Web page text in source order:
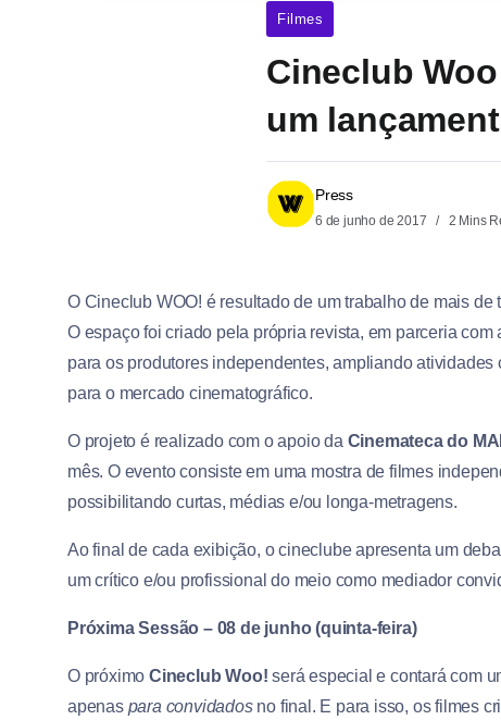
Filmes
Cineclub
um
Press
6 de junho de 2017 2 Mins
O Cineclub WOO! é resultado de um trabalho de mais de
O espaço foi criado pela própria revista, em parceria com
para os produtores independentes, ampliando
para o mercado cinematográfico.
O projeto é realizado com o apoio da Cinemateca do
mês. O evento consiste em uma mostra de filmes
possibilitando curtas, médias e/ou longa-metragens.
Ao final de cada exibição, o cineclube apresenta um
um crítico e/ou profissional do meio como mediador
Próxima Sessão – 08 de junho (quinta-feira)
O próximo Cineclub Woo! será especial e contará com
apenas para convidadosno final. E para isso, os filmes